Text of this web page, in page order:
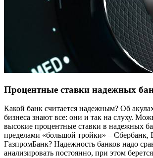
Процентные ставки надежных
Какой банк считается надежным? Об
бизнеса знают все: они и так на слуху.
высокие процентные ставки в надежных
пределами «большой тройки» – Сбербанк,
ГазпромБанк? Надежность банков надо
анализировать постоянно, при этом